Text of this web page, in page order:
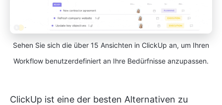
Sehen Sie sich die über 15 Ansichten in ClickUp an, um Ihren
Workflow benutzerdefiniert an Ihre Bedürfnisse anzupassen.
ClickUp ist eine der besten Alternativen zu